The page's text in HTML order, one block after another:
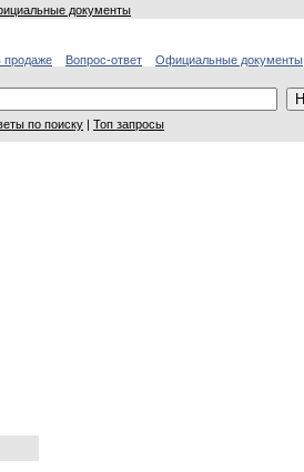
документы
продаже Вопрос-ответ
Официальные документы
по поиску | Топ запросы